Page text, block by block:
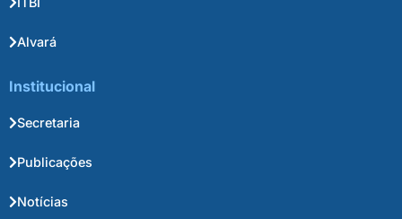
Alvará
Institucional
Secretaria
Publicações
Notícias